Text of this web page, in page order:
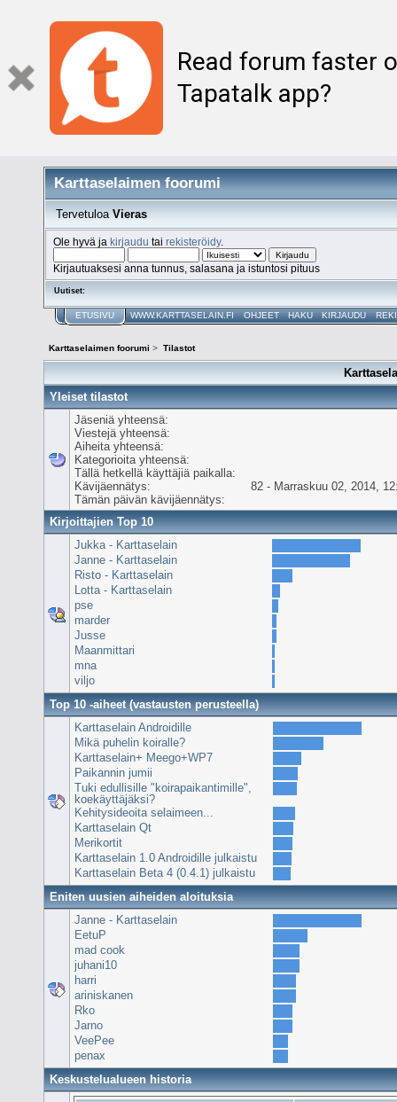
Read forum faster
Tapatalk app?
Karttaselaimen foorumi
Tervetuloa Vieras
Ole hyvä jakirjaudu tairekisteröidy.
Kirjautuaksesi anna tunnus, salasana ja istuntosi pituus
Uutiset:
ETUSIVU WWW.KARTTASELAIN.FI OHJEET HAKU KIRJAUDU
Karttaselaimen foorumi > Tilastot
Yleiset tilastot
Jäseniä yhteensä:
Viestejä yhteensä:
Aiheita yhteensä:
Kategorioita yhteensä:
Tällä hetkellä käyttäjiä paikalla:
Kävijäennätys:
82 - Marraskuu 02, 2014,
Tämän päivän kävijäennätys:
Kirjoittajien Top 10
Jukka - Karttaselain
Janne - Karttaselain
Risto - Karttaselain
Lotta - Karttaselain
pse
marder
Jusse
Maanmittari
mna
viljo
Top 10 -aiheet (vastausten perusteella)
Karttaselain Androidille
Mikä puhelin koiralle?
Karttaselain+ Meego+WP7
Paikannin jumii
Tuki edullisille "koirapaikantimille",
koekäyttäjäksi?
Kehitysideoita selaimeen...
Karttaselain Qt
Merikortit
Karttaselain 1.0 Androidille julkaistu
Karttaselain Beta 4 (0.4.1) julkaistu
Eniten uusien aiheiden aloituksia
Janne - Karttaselain
EetuP
mad cook
juhani10
harri
ariniskanen
Rko
Jarno
VeePee
penax
Keskustelualueen historia